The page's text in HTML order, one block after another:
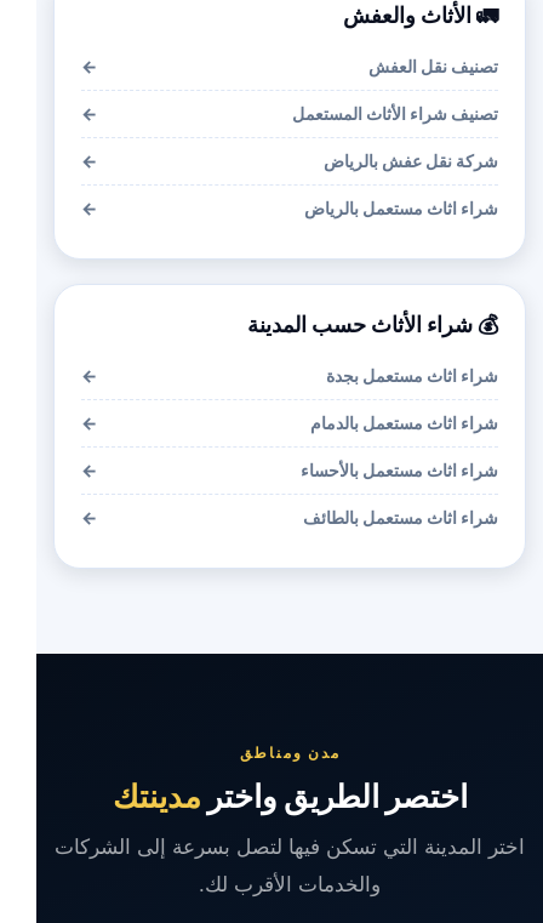
🚛 الأثاث والعفش
تصنيف نقل العفش ←
تصنيف شراء الأثاث المستعمل ←
شركة نقل عفش بالرياض ←
شراء اثاث مستعمل بالرياض ←
💰 شراء الأثاث حسب المدينة
شراء اثاث مستعمل بجدة ←
شراء اثاث مستعمل بالدمام ←
شراء اثاث مستعمل بالأحساء ←
شراء اثاث مستعمل بالطائف ←
مدن ومناطق
اختصر الطريق واختر مدينتك
اختر المدينة التي تسكن فيها لتصل بسرعة إلى الشركات
والخدمات الأقرب لك.